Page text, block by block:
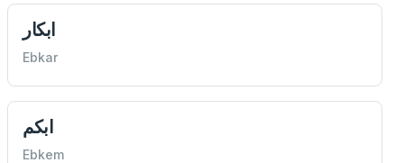
ابكار
Ebkar
ابكم
Ebkem